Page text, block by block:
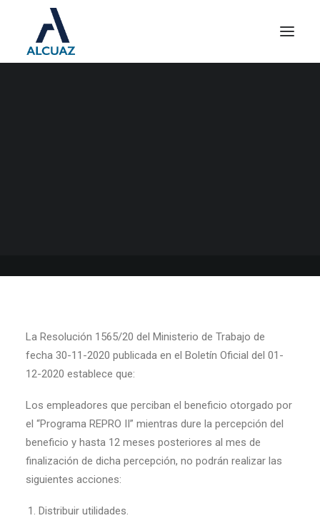
La Resolución 1565/20 del Ministerio de Trabajo de
fecha 30-11-2020 publicada en el Boletín Oficial del 01-
12-2020 establece que:
Los empleadores que perciban el beneficio otorgado por
el “Programa REPRO II” mientras dure la percepción del
beneficio y hasta 12 meses posteriores al mes de
finalización de dicha percepción, no podrán realizar las
siguientes acciones:
Distribuir utilidades.